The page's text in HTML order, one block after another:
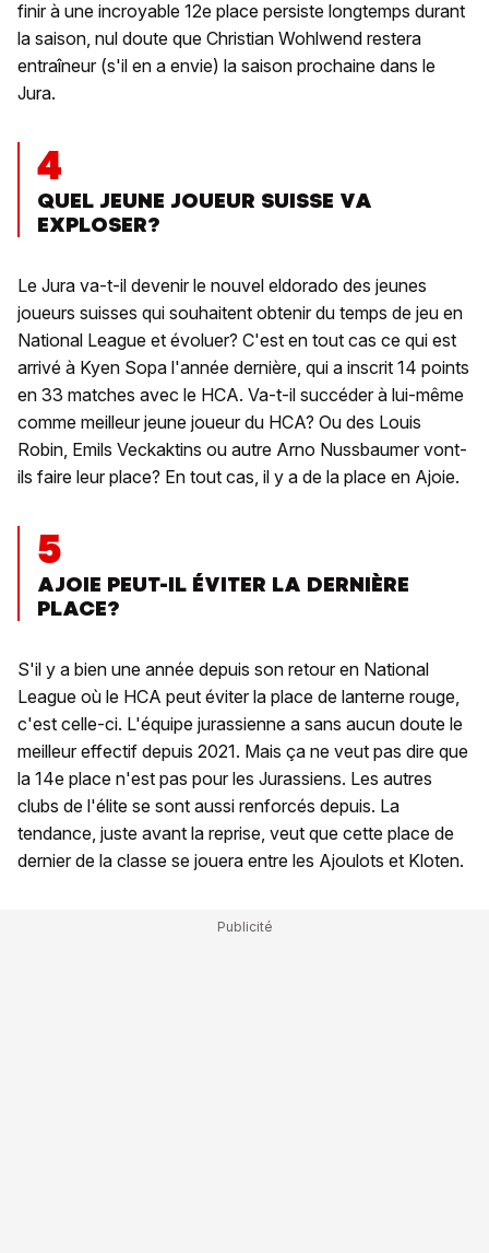
finir à une incroyable 12e place persiste longtemps durant
la saison, nul doute que Christian Wohlwend restera
entraîneur (s'il en a envie) la saison prochaine dans le
Jura.
4
QUEL JEUNE JOUEUR SUISSE VA
EXPLOSER?
Le Jura va-t-il devenir le nouvel eldorado des jeunes
joueurs suisses qui souhaitent obtenir du temps de jeu en
National League et évoluer? C'est en tout cas ce qui est
arrivé à Kyen Sopa l'année dernière, qui a inscrit 14 points
en 33 matches avec le HCA. Va-t-il succéder à lui-même
comme meilleur jeune joueur du HCA? Ou des Louis
Robin, Emils Veckaktins ou autre Arno Nussbaumer vont-
ils faire leur place? En tout cas, il y a de la place en Ajoie.
5
AJOIE PEUT-IL ÉVITER LA DERNIÈRE
PLACE?
S'il y a bien une année depuis son retour en National
League où le HCA peut éviter la place de lanterne rouge,
c'est celle-ci. L'équipe jurassienne a sans aucun doute le
meilleur effectif depuis 2021. Mais ça ne veut pas dire que
la 14e place n'est pas pour les Jurassiens. Les autres
clubs de l'élite se sont aussi renforcés depuis. La
tendance, juste avant la reprise, veut que cette place de
dernier de la classe se jouera entre les Ajoulots et Kloten.